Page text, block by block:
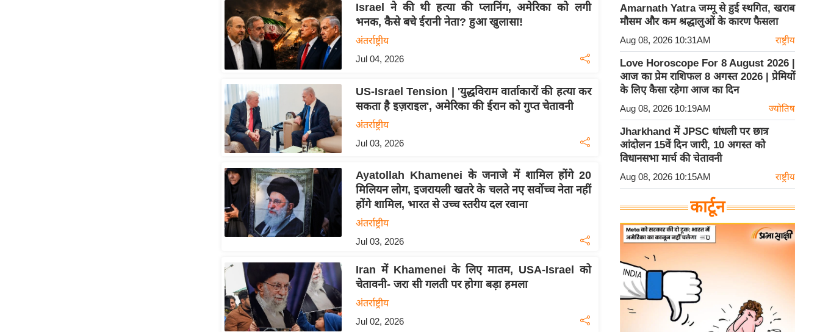
Israel ने की थी हत्या की प्लानिंग, अमेरिका को लगी
भनक, कैसे बचे ईरानी नेता? हुआ खुलासा!
अंतर्राष्ट्रीय
Jul 04, 2026
US-Israel Tension | 'युद्धविराम वार्ताकारों की हत्या कर
सकता है इज़राइल', अमेरिका की ईरान को गुप्त चेतावनी
अंतर्राष्ट्रीय
Jul 03, 2026
Ayatollah Khamenei के जनाजे में शामिल होंगे 20
मिलियन लोग, इजरायली खतरे के चलते नए सर्वोच्च नेता नहीं
होंगे शामिल, भारत से उच्च स्तरीय दल रवाना
अंतर्राष्ट्रीय
Jul 03, 2026
Iran में Khamenei के लिए मातम, USA-Israel को
चेतावनी- जरा सी गलती पर होगा बड़ा हमला
अंतर्राष्ट्रीय
Jul 02, 2026
Amarnath Yatra जम्मू से हुई स्थगित, खराब
मौसम और कम श्रद्धालुओं के कारण फैसला
Aug 08, 2026 10:31AM राष्ट्रीय
Love Horoscope For 8 August 2026 |
आज का प्रेम राशिफल 8 अगस्त 2026 | प्रेमियों
के लिए कैसा रहेगा आज का दिन
Aug 08, 2026 10:19AM ज्योतिष
Jharkhand में JPSC धांधली पर छात्र
आंदोलन 15वें दिन जारी, 10 अगस्त को
विधानसभा मार्च की चेतावनी
Aug 08, 2026 10:15AM राष्ट्रीय
कार्टून